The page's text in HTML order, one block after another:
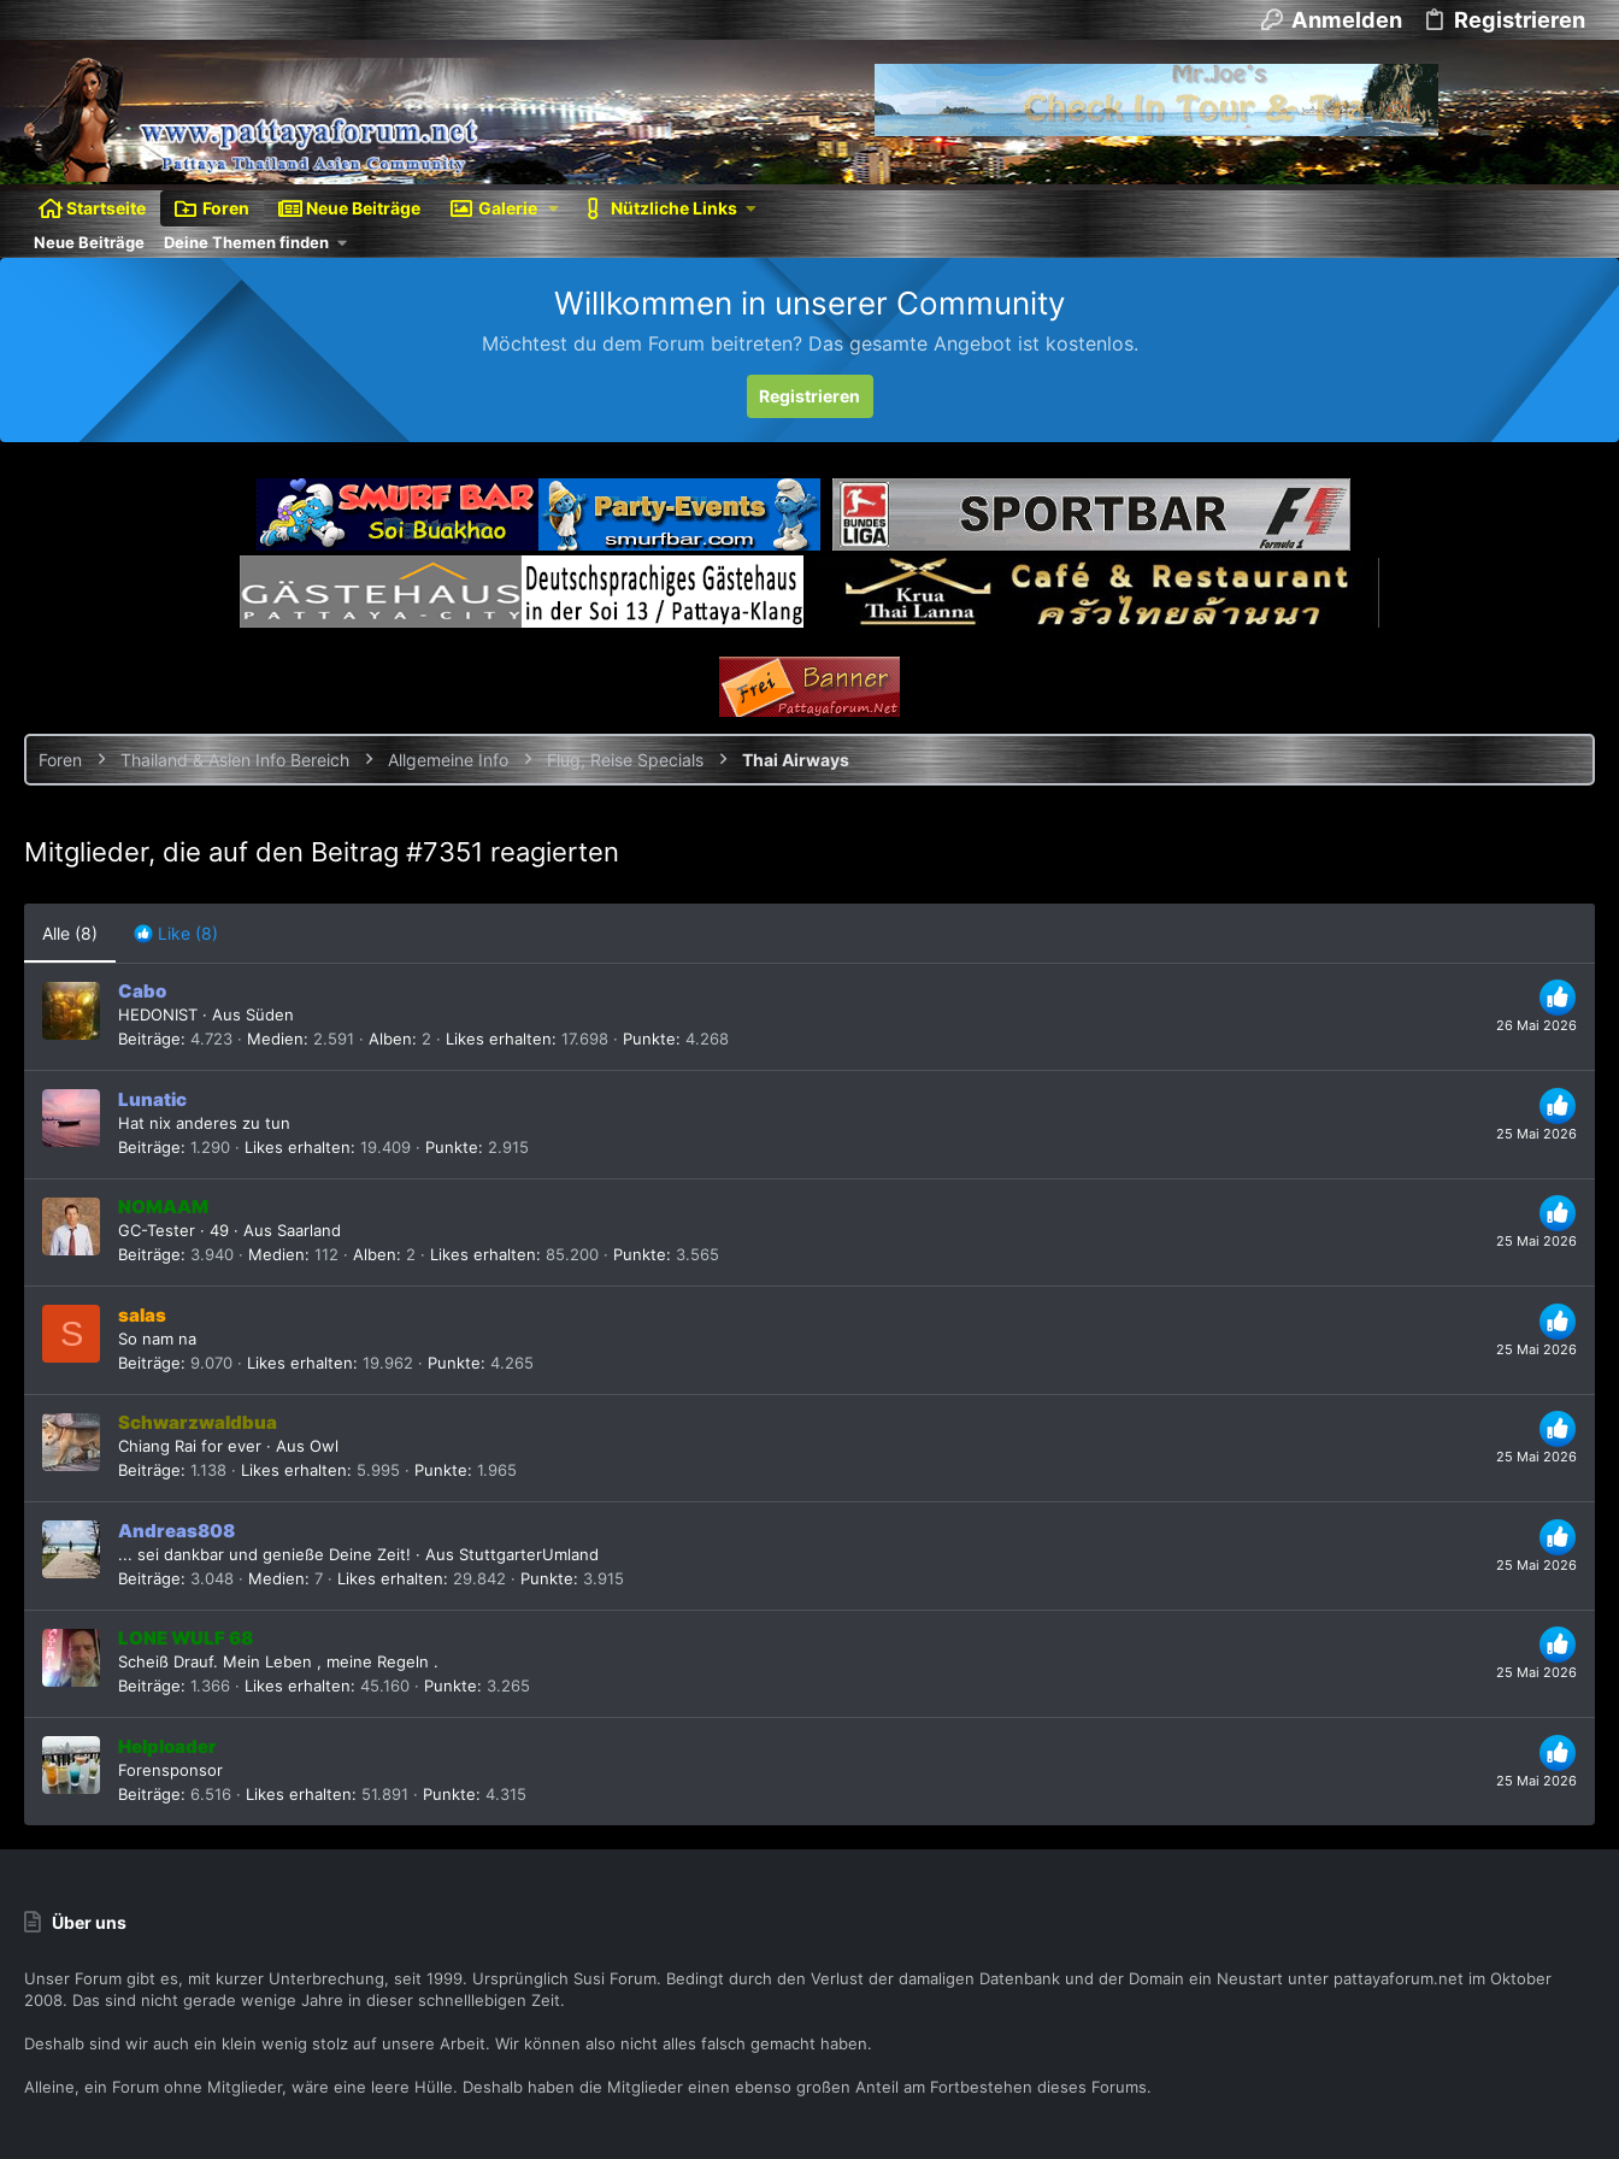
Anmelden Registrieren
Startseite Foren Neue Beiträge Galerie Nützliche Links
Neue Beiträge Deine Themen finden
Willkommen in unserer Community
Möchtest du dem Forum beitreten? Das gesamte Angebot ist kostenlos.
Registrieren
Foren Thailand & Asien Info Bereich Allgemeine Info Flug, Reise Specials Thai Airways
Mitglieder, die auf den Beitrag #7351 reagierten
Alle (8) Like (8)
26 Mai 2026
Cabo
HEDONIST · Aus Süden
Beiträge 4.723 Medien 2.591 Alben 2 Likes erhalten 17.698 Punkte 4.268
25 Mai 2026
Lunatic
Hat nix anderes zu tun
Beiträge 1.290 Likes erhalten 19.409 Punkte 2.915
25 Mai 2026
NOMAAM
GC-Tester · 49 · Aus Saarland
Beiträge
3.940 Medien 112 Alben 2 Likes erhalten 85.200 Punkte 3.565
S 25 Mai 2026
salas
So nam na
Beiträge
9.070 Likes erhalten 19.962 Punkte 4.265
25 Mai 2026
Schwarzwaldbua
Chiang Rai for ever · Aus Owl
Beiträge 1.138 Likes erhalten 5.995 Punkte 1.965
25 Mai 2026
Andreas808
... sei dankbar und genieße Deine Zeit! · Aus StuttgarterUmland
Beiträge
3.048 Medien 7 Likes erhalten 29.842 Punkte 3.915
25 Mai 2026
LONE WULF 68
Scheiß Drauf. Mein Leben , meine Regeln .
Beiträge 1.366 Likes erhalten 45.160 Punkte 3.265
25 Mai 2026
Helploader
Forensponsor
Beiträge
6.516 Likes erhalten 51.891 Punkte 4.315
Über uns
Unser Forum gibt es, mit kurzer Unterbrechung, seit 1999. Ursprünglich Susi Forum. Bedingt durch den Verlust der damaligen Datenbank und der Domain ein Neustart unter pattayaforum.net im Oktober
2008. Das sind nicht gerade wenige Jahre in dieser schnelllebigen Zeit.
Deshalb sind wir auch ein klein wenig stolz auf unsere Arbeit. Wir können also nicht alles falsch gemacht haben.
Alleine, ein Forum ohne Mitglieder, wäre eine leere Hülle. Deshalb haben die Mitglieder einen ebenso großen Anteil am Fortbestehen dieses Forums.